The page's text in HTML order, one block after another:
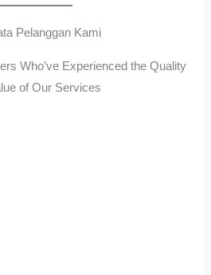
Pelanggan Kami
Who’ve Experienced the Quality
of Our Services